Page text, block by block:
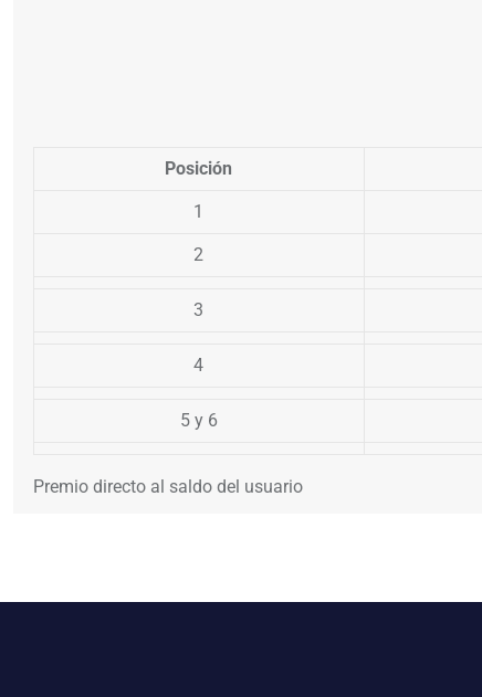
Posición
1
2
3
4
5 y 6
Premio directo al saldo del usuario